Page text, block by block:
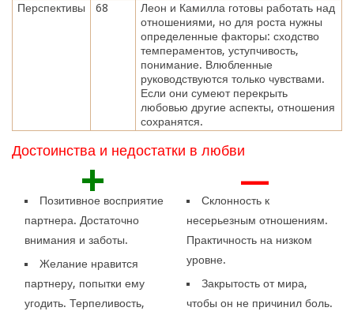
Перспективы
68
Леон и Камилла готовы работать над
отношениями, но для роста нужны
определенные факторы: сходство
темпераментов, уступчивость,
понимание. Влюбленные
руководствуются только чувствами.
Если они сумеют перекрыть
любовью другие аспекты, отношения
сохранятся.
Достоинства и недостатки в любви
+
Позитивное восприятие
партнера. Достаточно
внимания и заботы.
Желание нравится
партнеру, попытки ему
угодить. Терпеливость,
—
Склонность к
несерьезным отношениям.
Практичность на низком
уровне.
Закрытость от мира,
чтобы он не причинил боль.